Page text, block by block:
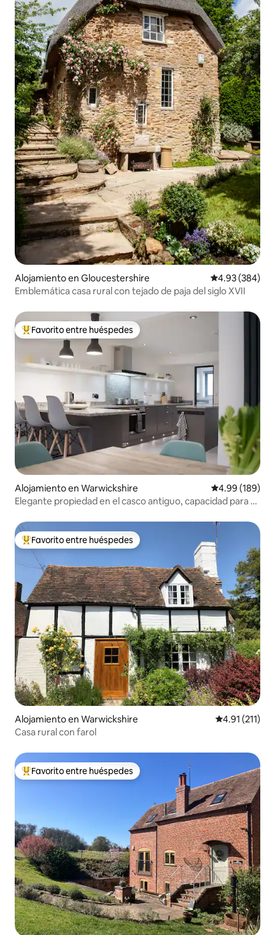
Alojamiento en Gloucestershire Calificación
4.93 (384)
Emblemática casa rural con tejado de paja del siglo XVII
Favorito entre huéspedes preferido
Favorito entre huéspedes
Alojamiento en Warwickshire Calificación
4.99 (189)
Elegante propiedad en el casco antiguo, capacidad para 7
Favorito entre huéspedes preferido
Favorito entre huéspedes
Alojamiento en Warwickshire Calificación
4.91 (211)
Casa rural con farol
Favorito entre huéspedes preferido
Favorito entre huéspedes